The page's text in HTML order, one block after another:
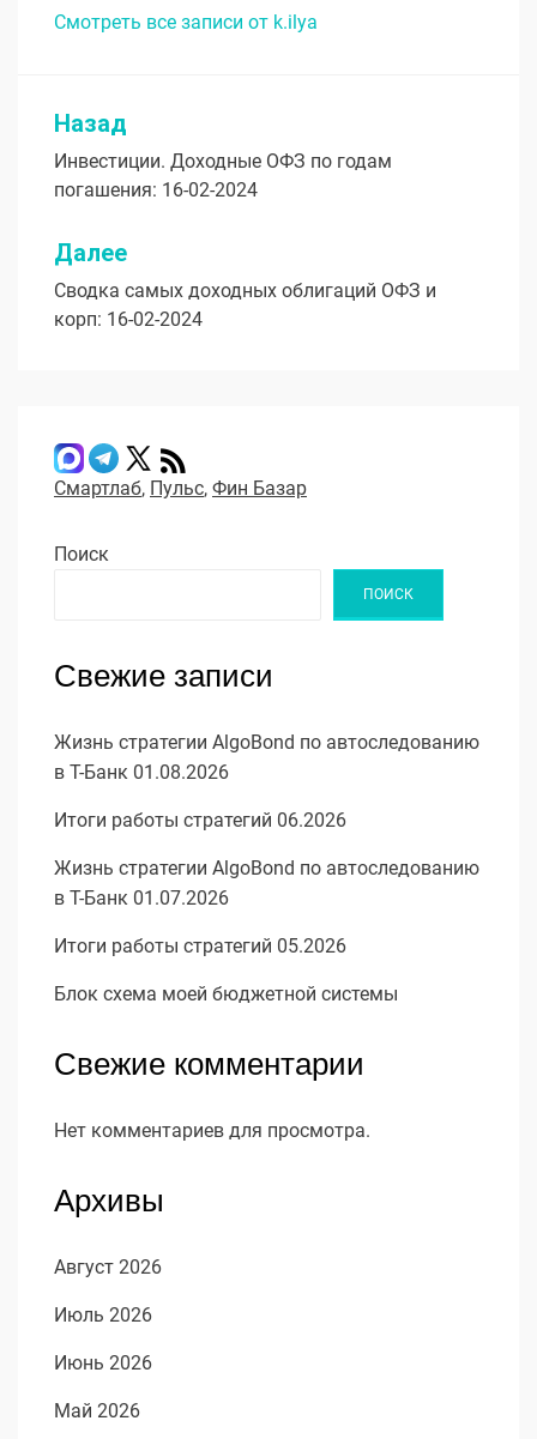
Смотреть все записи от k.ilya
Навигация
по
записям
Назад
Инвестиции. Доходные ОФЗ по годам
погашения: 16-02-2024
Далее
Сводка самых доходных облигаций ОФЗ и
корп: 16-02-2024
Смартлаб, Пульс, Фин Базар
Поиск
ПОИСК
Свежие записи
Жизнь стратегии AlgoBond по автоследованию
в Т-Банк 01.08.2026
Итоги работы стратегий 06.2026
Жизнь стратегии AlgoBond по автоследованию
в Т-Банк 01.07.2026
Итоги работы стратегий 05.2026
Блок схема моей бюджетной системы
Свежие комментарии
Нет комментариев для просмотра.
Архивы
Август 2026
Июль 2026
Июнь 2026
Май 2026